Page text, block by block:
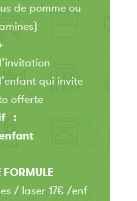
de pomme ou
qui invite
offerte
:
FORMULE
/ laser 17€ /enf